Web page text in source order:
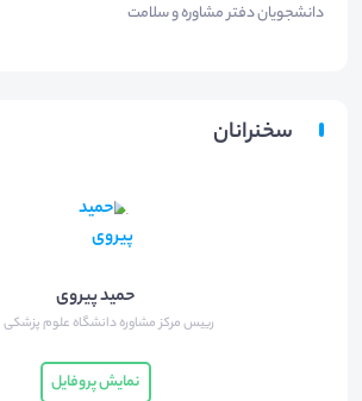
دانشجویان دفتر مشاوره و سلامت
سخنرانان
حمید پیروی
رییس مرکز مشاوره دانشگاه علوم پزشکی
نمایش پروفایل